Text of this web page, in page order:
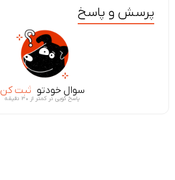
پرسش و پاسخ
سوال خودتو ثبت کن
پاسخ گویی در کمتر از ۳۰ دقیقه